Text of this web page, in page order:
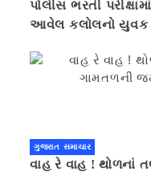
પોલીસ ભરતી
આવેલ કલોલનો યુવક
ગુજરાત સમાચાર
વાહ રે વાહ ! થોળનાં